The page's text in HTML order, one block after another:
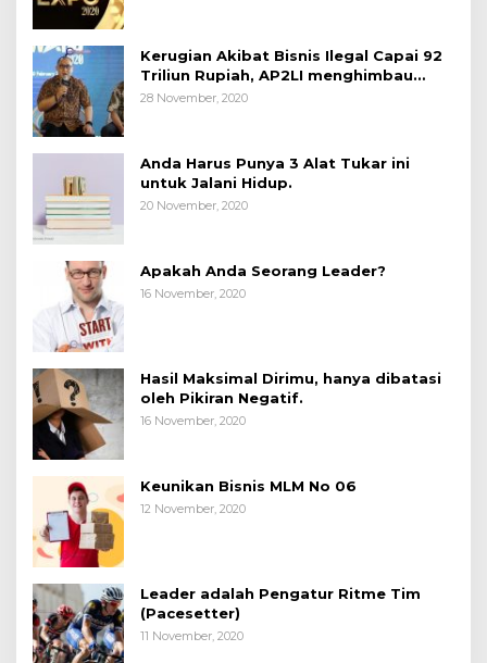
Kerugian Akibat Bisnis Ilegal Capai 92
Triliun Rupiah, AP2LI menghimbau
masyarakat Waspada.
28 November, 2020
Anda Harus Punya 3 Alat Tukar ini
untuk Jalani Hidup.
20 November, 2020
Apakah Anda Seorang Leader?
16 November, 2020
Hasil Maksimal Dirimu, hanya dibatasi
oleh Pikiran Negatif.
16 November, 2020
Keunikan Bisnis MLM No 06
12 November, 2020
Leader adalah Pengatur Ritme Tim
(Pacesetter)
11 November, 2020